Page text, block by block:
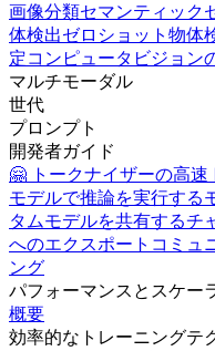
画像分類セマンティック
体検出ゼロショット物体
定コンピュータビジョン
マルチモーダル
世代
プロンプト
開発者ガイド
🤗 トークナイザーの高
モデルで推論を実行する
タムモデルを共有するチ
へのエクスポート コミュ
ング
パフォーマンスとスケー
概要
効率的なトレーニングテ